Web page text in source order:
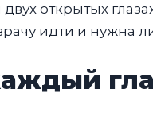
открытых
идти и нужна